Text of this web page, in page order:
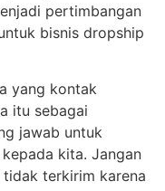
pertimbangan
bisnis dropship
yang kontak
itu sebagai
jawab untuk
kita. Jangan
terkirim karena